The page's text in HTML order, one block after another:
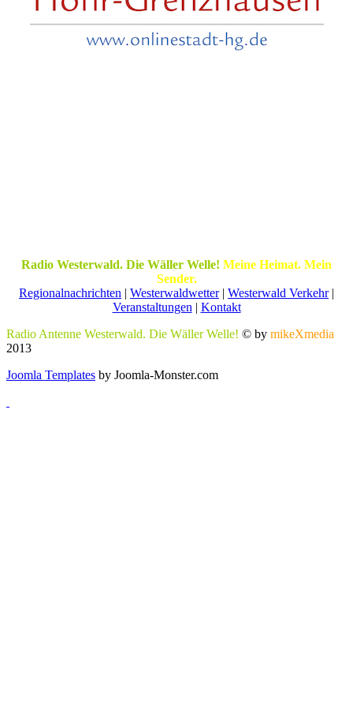
Radio Westerwald. Die Wäller Welle! Meine Heimat. Mein
Sender.
Regionalnachrichten | Westerwaldwetter| Westerwald Verkehr|
Veranstaltungen | Kontakt
Radio Antenne Westerwald. Die Wäller Welle! © by mikeXmedia
2013
Joomla Templates by Joomla-Monster.com